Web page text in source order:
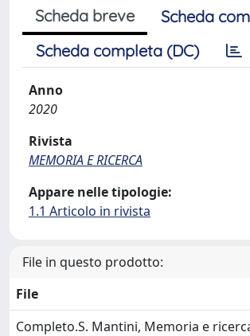
Scheda breve
Scheda
Scheda completa (DC)
Anno
2020
Rivista
MEMORIA E RICERCA
Appare nelle tipologie:
1.1 Articolo in rivista
File in questo prodotto:
File
Completo.S. Mantini, Memoria e